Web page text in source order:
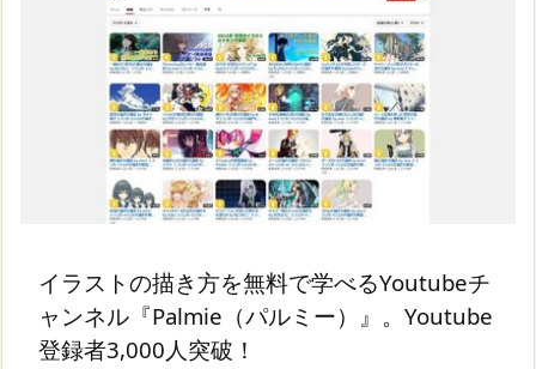
イラストの描き方を無料で学べるYoutubeチ
ャンネル『Palmie（パルミー）』。Youtube
登録者3,000人突破！